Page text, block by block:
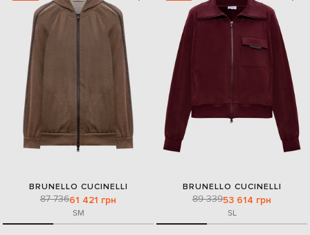
BRUNELLO CUCINELLI
87 73661 421 грн
SM
BRUNELLO CUCINELLI
89 33953 614 грн
SL